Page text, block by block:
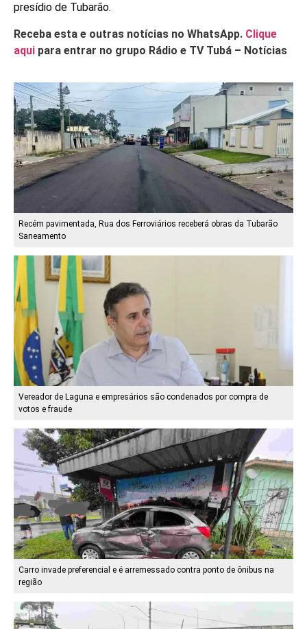
presídio de Tubarão.
Receba esta e outras notícias no WhatsApp. Clique
aqui para entrar no grupo Rádio e TV Tubá – Notícias
Recém pavimentada, Rua dos Ferroviários receberá obras da Tubarão
Saneamento
Vereador de Laguna e empresários são condenados por compra de
votos e fraude
Carro invade preferencial e é arremessado contra ponto de ônibus na
região